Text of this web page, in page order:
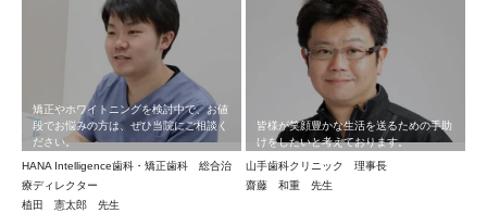
矯正やホワイトニングを検討中で、お値
段でお悩みの方は、ぜひ当院にご相談く
ださい。
HANA Intelligence歯科・矯正歯科 総合治
療ディレクター
植田 憲太郎 先生
皆様が笑顔豊かな生活を送るための手助
けをしたいと考えております。
山手歯科クリニック 理事長
齋藤 和重 先生